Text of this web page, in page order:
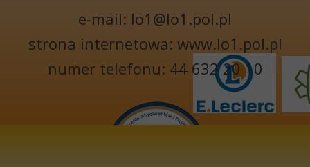
e-mail: lo1@lo1.pol.pl
strona internetowa: www.lo1.pol.pl
numer telefonu: 44 632 20 10